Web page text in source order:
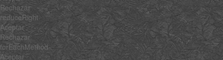
Rechazar
reduceRight
Aceptar
Rechazar
forEachMethod
Aceptar